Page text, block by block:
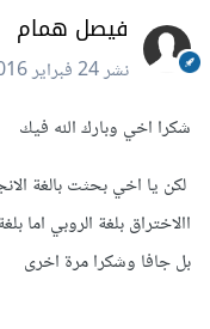
فيصل همام
نشر24 فبراير 2016
شكرا اخي وبارك الله فيك
لكن يا اخي بحثت بالغة
االاختراق بلغة الروبي اما
بل جافا وشكرا مرة اخرى